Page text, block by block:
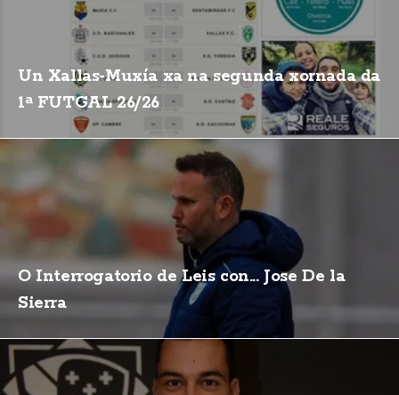
Un Xallas-Muxía xa na segunda xornada da
1ª FUTGAL 26/26
O Interrogatorio de Leis con... Jose De la
Sierra